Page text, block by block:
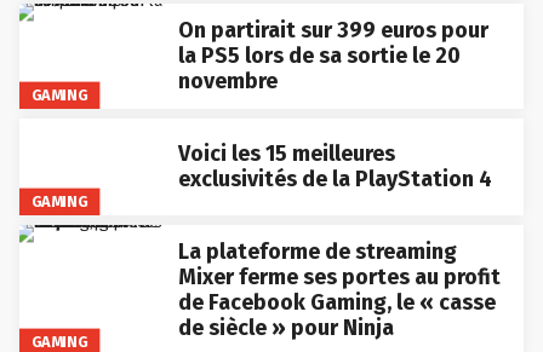
GAMING
On partirait sur 399 euros pour
la PS5 lors de sa sortie le 20
novembre
GAMING
Voici les 15 meilleures
exclusivités de la PlayStation 4
GAMING
La plateforme de streaming
Mixer ferme ses portes au profit
de Facebook Gaming, le « casse
de siècle » pour Ninja